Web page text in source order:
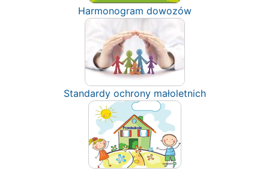
Harmonogram dowozów
Standardy ochrony małoletnich